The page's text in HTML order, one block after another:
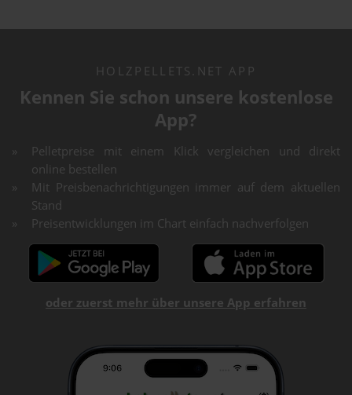
HOLZPELLETS.NET APP
Kennen Sie schon unsere kostenlose
App?
Pelletpreise mit einem Klick vergleichen und direkt
online bestellen
Mit Preisbenachrichtigungen immer auf dem aktuellen
Stand
Preisentwicklungen im Chart einfach nachverfolgen
oder zuerst mehr über unsere App erfahren